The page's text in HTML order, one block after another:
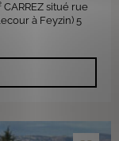
situé rue
à Feyzin) 5